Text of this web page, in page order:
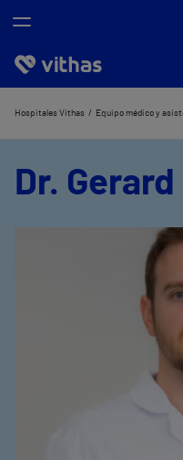
Nosotros
Equipo médico y asistencial
Hospitales Vithas Equipo médico y
Dr.